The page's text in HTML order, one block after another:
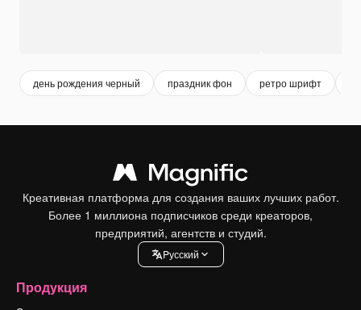
день рождения черный праздник фон ретро шрифт
Креативная платформа для создания ваших лучших работ.
Более 1 миллиона подписчиков среди креаторов,
предприятий, агентств и студий.
Pусский
Продукция